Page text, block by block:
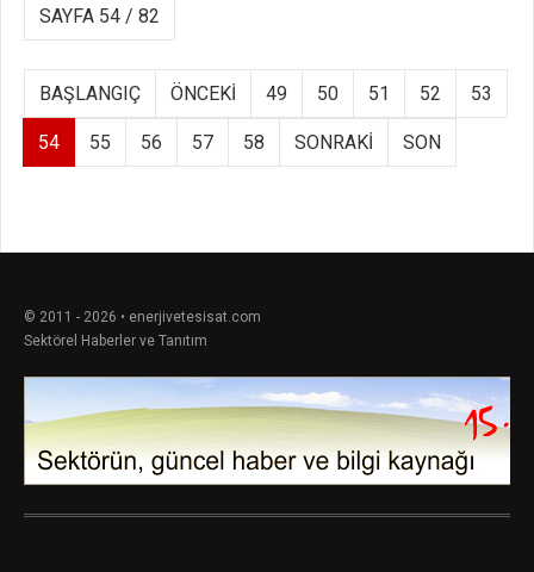
SAYFA 54 / 82
BAŞLANGIÇ ÖNCEKI 49 50 51 52 53
54 55 56 57 58 SONRAKI SON
© 2011 - 2026 • enerjivetesisat.com
Sektörel Haberler ve Tanıtım